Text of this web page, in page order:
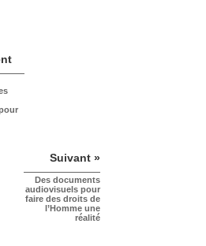
Suivant »
Des documents
audiovisuels pour
faire des droits de
l’Homme une
réalité